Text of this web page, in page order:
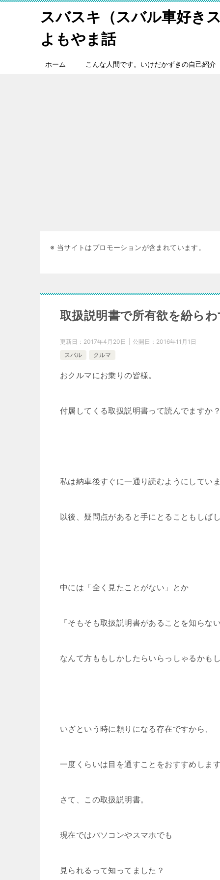
スバスキ（スバル車好き
よもやま話
ホーム こんな人間です。いけだかずきの自己紹介
※ 当サイトはプロモーションが含まれています。
取扱説明書で所有欲を紛ら
更新日： 2017年4月20日 公開日： 2016年11月1日
スバル
クルマ
おクルマにお乗りの皆様。
付属してくる取扱説明書って読んでますか
私は納車後すぐに一通り読むようにしてい
以後、疑問点があると手にとることもしば
中には「全く見たことがない」とか
「そもそも取扱説明書があることを知らな
なんて方ももしかしたらいらっしゃるかも
いざという時に頼りになる存在ですから、
一度くらいは目を通すことをおすすめしま
さて、この取扱説明書。
現在ではパソコンやスマホでも
見られるって知ってました？